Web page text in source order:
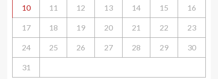
10 11 12 13 14 15 16
17 18 19 20 21 22 23
24 25 26 27 28 29 30
31